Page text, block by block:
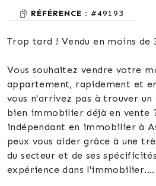
RÉFÉRENCE : #49193
Trop tard ! Vendu en moins de
Vous souhaitez vendre votre
appartement, rapidement et
vous n'arrivez pas à trouver
bien immobilier déjà en vente
indépendant en immobilier à
peux vous aider grâce à une
du secteur et de ses
expérience dans l'immobilier.